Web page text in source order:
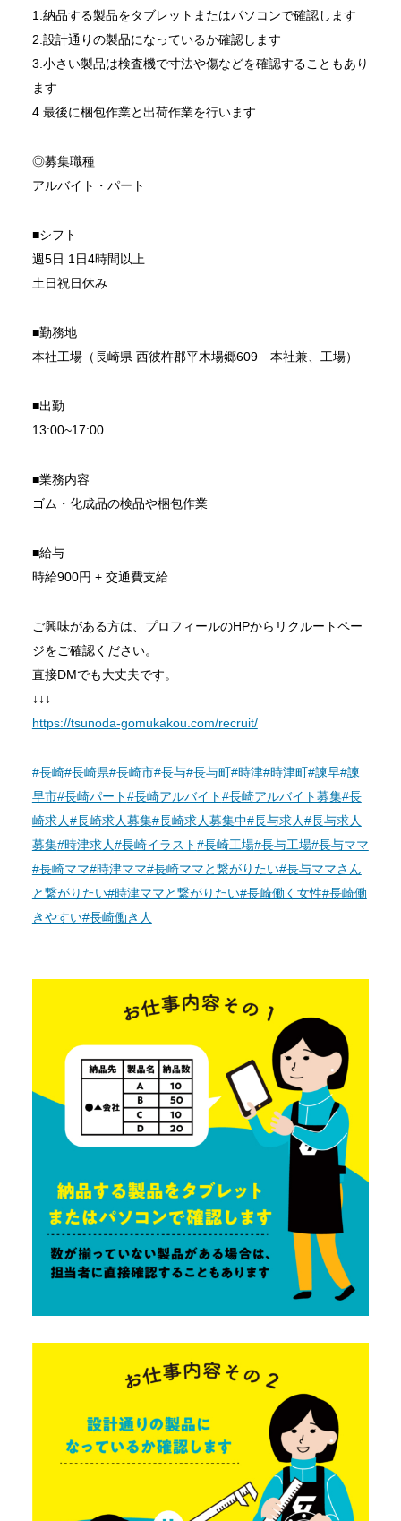
1.納品する製品をタブレットまたはパソコンで確認します
2.設計通りの製品になっているか確認します
3.小さい製品は検査機で寸法や傷などを確認することもあり
ます
4.最後に梱包作業と出荷作業を行います
◎募集職種
アルバイト・パート
■シフト
週5日 1日4時間以上
土日祝日休み
■勤務地
本社工場（長崎県 西彼杵郡平木場郷609 本社兼、工場）
■出勤
13:00~17:00
■業務内容
ゴム・化成品の検品や梱包作業
■給与
時給900円 + 交通費支給
ご興味がある方は、プロフィールのHPからリクルートペー
ジをご確認ください。
直接DMでも大丈夫です。
↓↓↓
https://tsunoda-gomukakou.com/recruit/
#長崎#長崎県#長崎市#長与#長与町#時津#時津町#諫早#諫
早市#長崎パート#長崎アルバイト#長崎アルバイト募集#長
崎求人#長崎求人募集#長崎求人募集中#長与求人#長与求人
募集#時津求人#長崎イラスト#長崎工場#長与工場#長与ママ
#長崎ママ#時津ママ#長崎ママと繋がりたい#長与ママさん
と繋がりたい#時津ママと繋がりたい#長崎働く女性#長崎働
きやすい#長崎働き人